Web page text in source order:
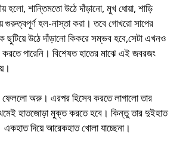
হলো, শান্তিমতো উঠে দাঁড়ানো, মুখ ধোয়া, শাড়ি
গুরুত্বপূর্ণ হল-নাস্তা করা। তবে গোখরো সাপের
ছুটিয়ে উঠে দাঁড়ানো কিকরে সম্ভব হবে,সেটা এখনও
পারেনি। বিশেষত হাতের মাঝে এই জবরজং
ফেললো অরু। এরপর হিসেব করতে লাগালো তার
হাতজোড়া মুক্ত করতে হবে। কিন্তু তার দুইহাত
একহাত দিয়ে আরেকহাত খোলা যাচ্ছেনা।